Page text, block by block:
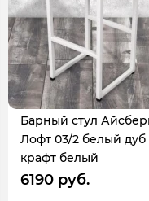
Барный стул
Лофт 03/2 белый дуб
крафт белый
6190 руб.